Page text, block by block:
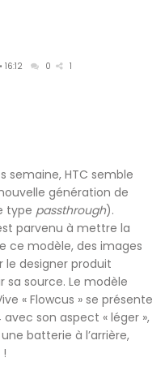
0 1
semaine, HTC semble
génération de
type passthrough).
parvenu à mettre la
ce modèle, des images
le designer produit
sa source. Le modèle
« Flowcus » se présente
son aspect « léger »,
batterie à l’arrière,